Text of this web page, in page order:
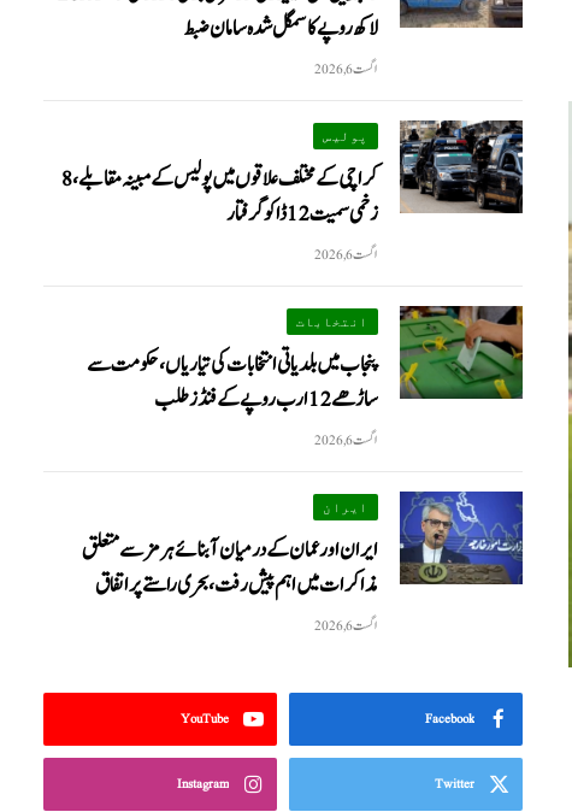
لاکھ روپے کا سمگل شدہ سامان ضبط
اگست 6, 2026
پولیس
کراچی کے مختلف علاقوں میں پولیس کے مبینہ مقابلے، 8
زخمی سمیت 12 ڈاکو گرفتار
اگست 6, 2026
انتخابات
پنجاب میں بلدیاتی انتخابات کی تیاریاں، حکومت سے
ساڑھے 12 ارب روپے کے فنڈز طلب
اگست 6, 2026
ایران
ایران اور عمان کے درمیان آبنائے ہرمز سے متعلق
مذاکرات میں اہم پیش رفت، بحری راستے پر اتفاق
اگست 6, 2026
Facebook
YouTube
Twitter
Instagram